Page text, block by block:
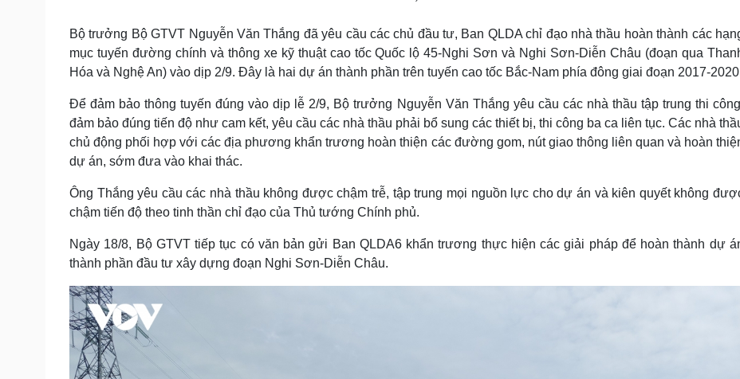
Bộ trưởng Bộ GTVT Nguyễn Văn Thắng đã yêu cầu các chủ đầu tư, Ban QLDA chỉ đạo nhà thầu hoàn thành các
mục tuyến đường chính và thông xe kỹ thuật cao tốc Quốc lộ 45-Nghi Sơn và Nghi Sơn-Diễn Châu (đoạn qua
Hóa và Nghệ An) vào dịp 2/9. Đây là hai dự án thành phần trên tuyến cao tốc Bắc-Nam phía đông giai đoạn 2017-
Để đảm bảo thông tuyến đúng vào dịp lễ 2/9, Bộ trưởng Nguyễn Văn Thắng yêu cầu các nhà thầu tập trung thi
đảm bảo đúng tiến độ như cam kết, yêu cầu các nhà thầu phải bổ sung các thiết bị, thi công ba ca liên tục. Các nhà
chủ động phối hợp với các địa phương khẩn trương hoàn thiện các đường gom, nút giao thông liên quan và hoàn
dự án, sớm đưa vào khai thác.
Ông Thắng yêu cầu các nhà thầu không được chậm trễ, tập trung mọi nguồn lực cho dự án và kiên quyết không
chậm tiến độ theo tinh thần chỉ đạo của Thủ tướng Chính phủ.
Ngày 18/8, Bộ GTVT tiếp tục có văn bản gửi Ban QLDA6 khẩn trương thực hiện các giải pháp để hoàn thành dự
thành phần đầu tư xây dựng đoạn Nghi Sơn-Diễn Châu.